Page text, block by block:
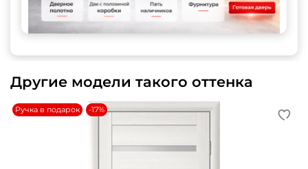
Другие модели такого оттенка
Ручка в подарок -17%